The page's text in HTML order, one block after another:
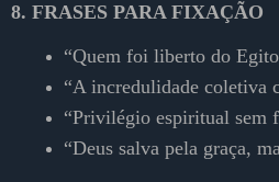
8. FRASES PARA FIXAÇÃO
“Quem foi liberto do
“A incredulidade coletiva
“Privilégio espiritual sem
“Deus salva pela graça,